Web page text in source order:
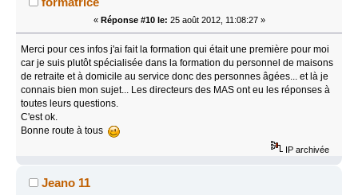
« Réponse #10 le: 25 août 2012, 11:08:27 »
Merci pour ces infos j'ai fait la formation qui était une première pour moi
car je suis plutôt spécialisée dans la formation du personnel de maisons
de retraite et à domicile au service donc des personnes âgées... et là je
connais bien mon sujet... Les directeurs des MAS ont eu les réponses à
toutes leurs questions.
C'est ok.
Bonne route à tous
IP archivée
Jeano 11